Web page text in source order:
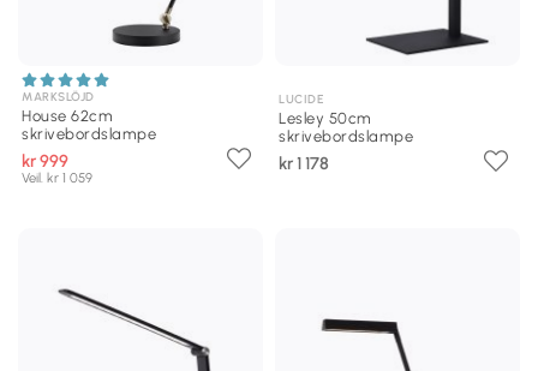
MARKSLÖJD
House 62cm
skrivebordslampe
kr 999
Veil. kr 1 059
LUCIDE
Lesley 50cm
skrivebordslampe
kr 1 178